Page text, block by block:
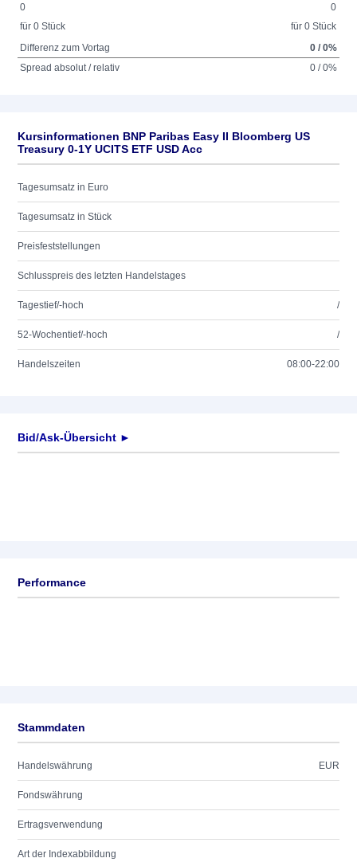
0
für 0 Stück
0
für 0 Stück
Differenz zum Vortag
0 / 0%
Spread absolut / relativ
0 / 0%
Kursinformationen BNP Paribas Easy II Bloomberg US
Treasury 0-1Y UCITS ETF USD Acc
Tagesumsatz in Euro
Tagesumsatz in Stück
Preisfeststellungen
Schlusspreis des letzten Handelstages
Tagestief/-hoch /
52-Wochentief/-hoch /
Handelszeiten 08:00-22:00
Bid/Ask-Übersicht ►
Performance
Stammdaten
Handelswährung EUR
Fondswährung
Ertragsverwendung
Art der Indexabbildung